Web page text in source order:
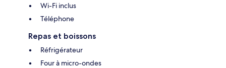
Wi-Fi inclus
Téléphone
Repas et boissons
Réfrigérateur
Four à micro-ondes